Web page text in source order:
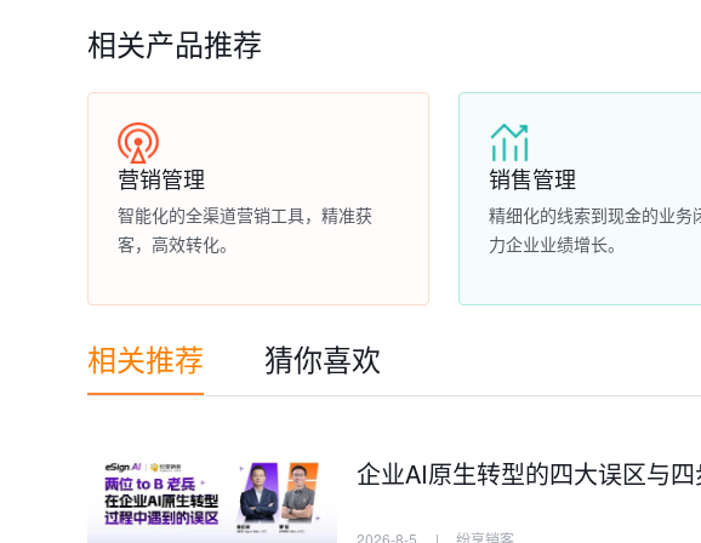
相关产品推荐
营销管理
智能化的全渠道营销工具，精准获
客，高效转化。
销售管理
精细化的线索到现金的业务
力企业业绩增长。
相关推荐 猜你喜欢
企业AI原生转型的四大误区与